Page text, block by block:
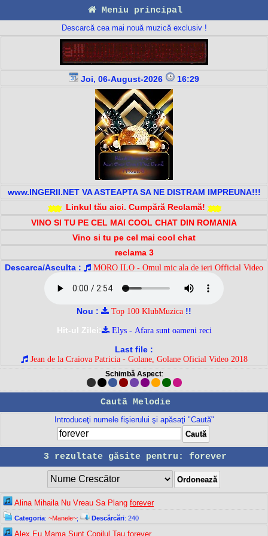
Meniu principal
Descarcă cea mai nouă muzică exclusiv !
Joi, 06-August-2026 16:29
www.INGERII.NET VA ASTEAPTA SA NE DISTRAM IMPREUNA!!!
Linkul tău aici. Cumpără Reclamă!
VINO SI TU PE CEL MAI COOL CHAT DIN ROMANIA
Vino si tu pe cel mai cool chat
reclama 3
Descarca/Asculta :
MORO ILO - Omul mic ala de ieri Official Video
Nou : Top 100 KlubMuzica !!
Hit-ul Zilei:
Elys - Afara sunt oameni reci
Last file :
Jean de la Craiova Patricia - Golane, Golane Oficial Video 2018
Schimbă Aspect:
Caută Melodie
Introduceţi numele fişierului şi apăsaţi "Caută"
3 rezultate găsite pentru: forever
Alina Mihaila Nu Vreau Sa Plang forever
Categoria: ~Manele~; Descărcări: 240
Alex Eu Mama Sunt Copilul Tau forever